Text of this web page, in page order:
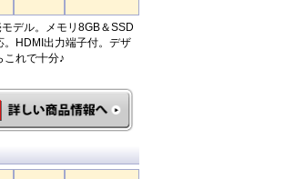
デル。メモリ8GB＆SSD
HDMI出力端子付。デザ
これで十分♪